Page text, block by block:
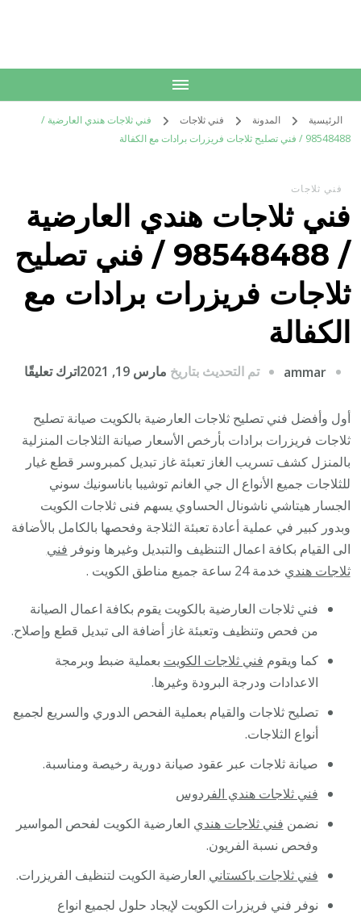
الرئيسية المدونة فني ثلاجات
فني ثلاجات هندي العارضية /
98548488 / فني تصليح ثلاجات فريزرات برادات مع الكفالة
فني ثلاجات
فني ثلاجات هندي العارضية
/ 98548488 / فني تصليح
ثلاجات فريزرات برادات مع
الكفالة
ammar تم التحديث بتاريخ مارس 19, 2021 اترك تعليقًا
/
أول وأفضل فني تصليح ثلاجات العارضية بالكويت صيانة تصليح
ثلاجات فريزرات برادات بأرخص الأسعار صيانة الثلاجات المنزلية
بالمنزل كشف تسريب الغاز تعبئة غاز تبديل كمبروسر قطع غيار
للثلاجات جميع الأنواع ال جي الغانم توشيبا باناسونيك سوني
الجسار هيتاشي ناشونال الحساوي يسهم فنى ثلاجات الكويت
وبدور كبير في عملية أعادة تعبئة الثلاجة وفحصها بالكامل بالأضافة
الى القيام بكافة اعمال التنظيف والتبديل وغيرها ونوفر فني
ثلاجات هندي خدمة 24 ساعة جميع مناطق الكويت .
فني ثلاجات العارضية بالكويت يقوم بكافة اعمال الصيانة
من فحص وتنظيف وتعبئة غاز أضافة الى تبديل قطع وإصلاح.
كما ويقوم فني ثلاجات الكويت بعملية ضبط وبرمجة
الاعدادات ودرجة البرودة وغيرها.
تصليح ثلاجات والقيام بعملية الفحص الدوري والسريع لجميع
أنواع الثلاجات.
صيانة ثلاجات عبر عقود صيانة دورية رخيصة ومناسبة.
فني ثلاجات هندي الفردوس
نضمن فني ثلاجات هندي العارضية الكويت لفحص المواسير
وفحص نسبة الفريون.
فني ثلاجات باكستاني العارضية الكويت لتنظيف الفريزرات.
نوفر فني فريزرات الكويت لإيجاد حلول لجميع انواع